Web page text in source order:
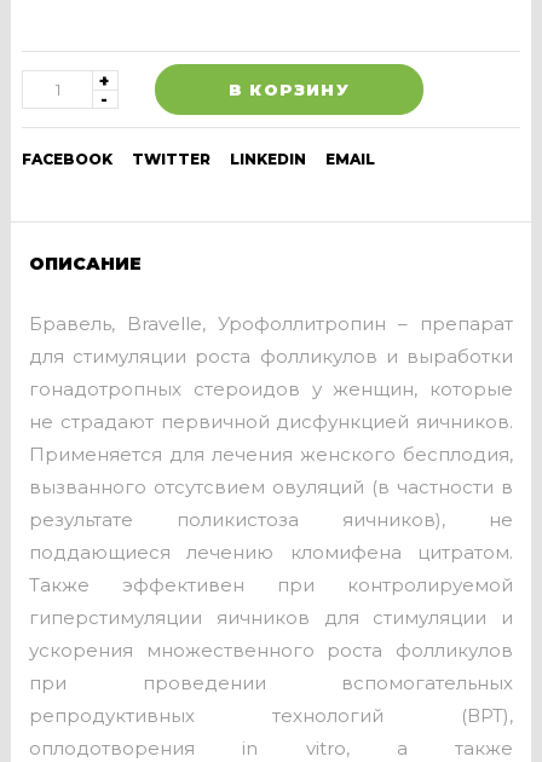
В КОРЗИНУ
FACEBOOK TWITTER LINKEDIN EMAIL
ОПИСАНИЕ
Бравель, Bravelle, Урофоллитропин – препарат
для стимуляции роста фолликулов и выработки
гонадотропных стероидов у женщин, которые
не страдают первичной дисфункцией яичников.
Применяется для лечения женского бесплодия,
вызванного отсутсвием овуляций (в частности в
результате поликистоза яичников), не
поддающиеся лечению кломифена цитратом.
Также эффективен при контролируемой
гиперстимуляции яичников для стимуляции и
ускорения множественного роста фолликулов
при проведении вспомогательных
репродуктивных технологий (ВРТ),
оплодотворения in vitro, а также